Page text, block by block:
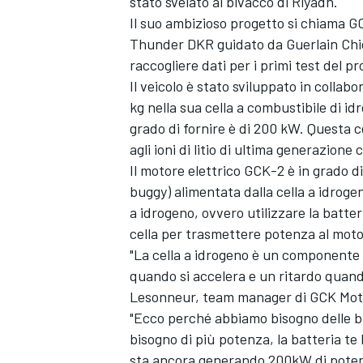
Il suo ambizioso progetto si chiama
Thunder DKR guidato da Guerlain
raccogliere dati per i primi test del
Il veicolo è stato sviluppato in
kg nella sua cella a combustibile di
grado di fornire è di 200 kW. Questa
agli ioni di litio di ultima generazione
Il motore elettrico GCK-2 è in grado
buggy) alimentata dalla cella a
a idrogeno, ovvero utilizzare la
cella per trasmettere potenza al
"La cella a idrogeno è un
quando si accelera e un ritardo
Lesonneur, team manager di GCK
"Ecco perché abbiamo bisogno delle
bisogno di più potenza, la batteria te